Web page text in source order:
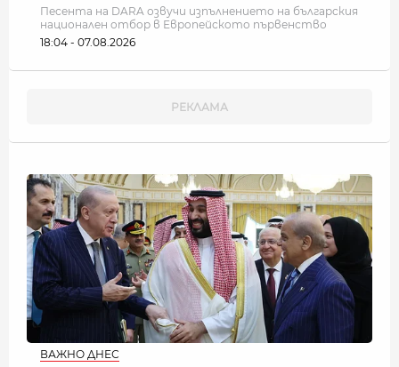
Песента на DARA озвучи изпълнението на българския
национален отбор в Европейското първенство
18:04 - 07.08.2026
ВАЖНО ДНЕС